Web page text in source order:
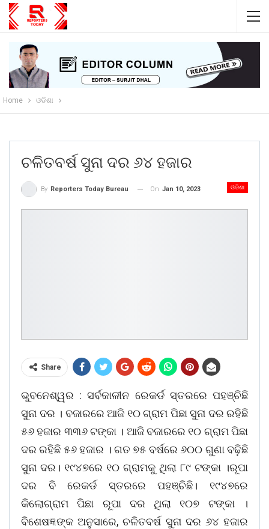
Home ଓଡିଶା
ଚଳିତବର୍ଷ ସୁନା ଦର ୬୪ ହଜାର
ଓଡିଶା
By Reporters Today Bureau On Jan 10, 2023
Share
ଭୁବନେଶ୍ୱର : ସର୍ବକାଳୀନ ରେକର୍ଡ ସ୍ତରରେ ପହଞ୍ଚିଛି
ସୁନା ଦର । ବଜାରରେ ଆଜି ୧୦ ଗ୍ରାମ ପିଛା ସୁନା ଦର ରହିଛି
୫୬ ହଜାର ୩୩୬ ଟଙ୍କା । ଆଜି ବଜାରରେ ୧୦ ଗ୍ରାମ ପିଛା
ଦର ରହିଛି ୫୬ ହଜାର । ଗତ ୭୫ ବର୍ଷରେ ୬୦୦ ଗୁଣା ବଢ଼ିଛି
ସୁନା ଦର। ୧୯୪୭ରେ ୧୦ ଗ୍ରାମକୁ ଥିଲା ୮୯ ଟଙ୍କା ।ରୂପା
ଦର ବି ରେକର୍ଡ ସ୍ତରରେ ପହଞ୍ଚିଛି। ୧୯୪୭ରେ
କିଲୋଗ୍ରାମ ପିଛା ରୂପା ଦର ଥିଲା ୧୦୭ ଟଙ୍କା ।
ବିଶେଷଜ୍ଞଙ୍କ ଅନୁସାରେ, ଚଳିତବର୍ଷ ସୁନା ଦର ୬୪ ହଜାର